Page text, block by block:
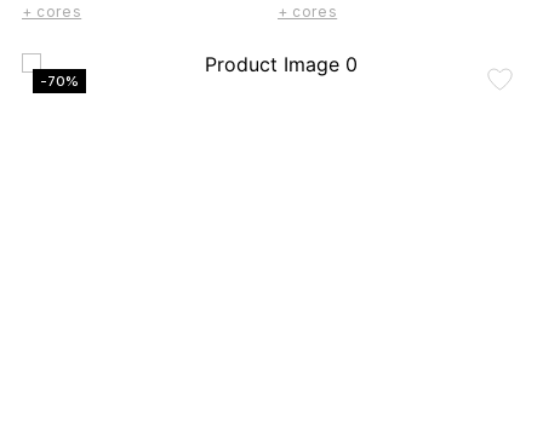
+ cores + cores
-70%